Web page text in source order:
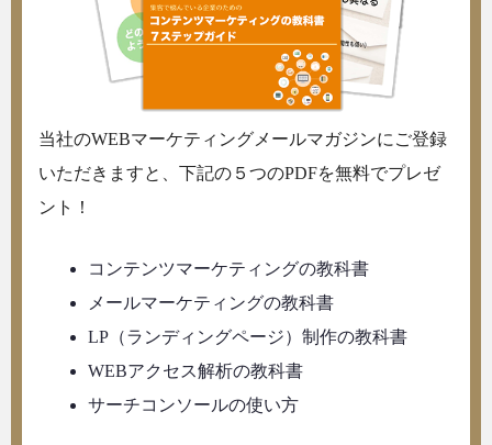
当社のWEBマーケティングメールマガジンにご登録
いただきますと、下記の５つのPDFを無料でプレゼ
ント！
コンテンツマーケティングの教科書
メールマーケティングの教科書
LP（ランディングページ）制作の教科書
WEBアクセス解析の教科書
サーチコンソールの使い方